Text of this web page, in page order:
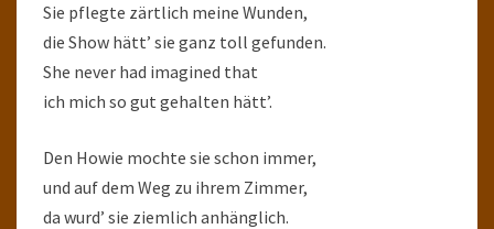
Sie pflegte zärtlich meine Wunden,
die Show hätt’ sie ganz toll gefunden.
She never had imagined that
ich mich so gut gehalten hätt’.
Den Howie mochte sie schon immer,
und auf dem Weg zu ihrem Zimmer,
da wurd’ sie ziemlich anhänglich.